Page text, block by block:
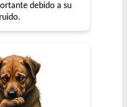
debido a su